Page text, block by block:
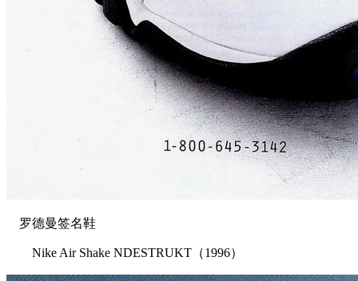
罗德曼签名鞋
Nike Air Shake NDESTRUKT（1996）